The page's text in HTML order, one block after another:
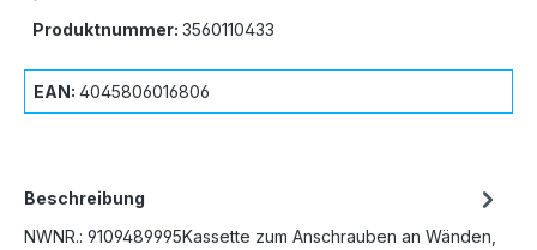
Produktnummer: 3560110433
EAN: 4045806016806
Beschreibung
NWNR.: 9109489995Kassette zum Anschrauben an Wänden,